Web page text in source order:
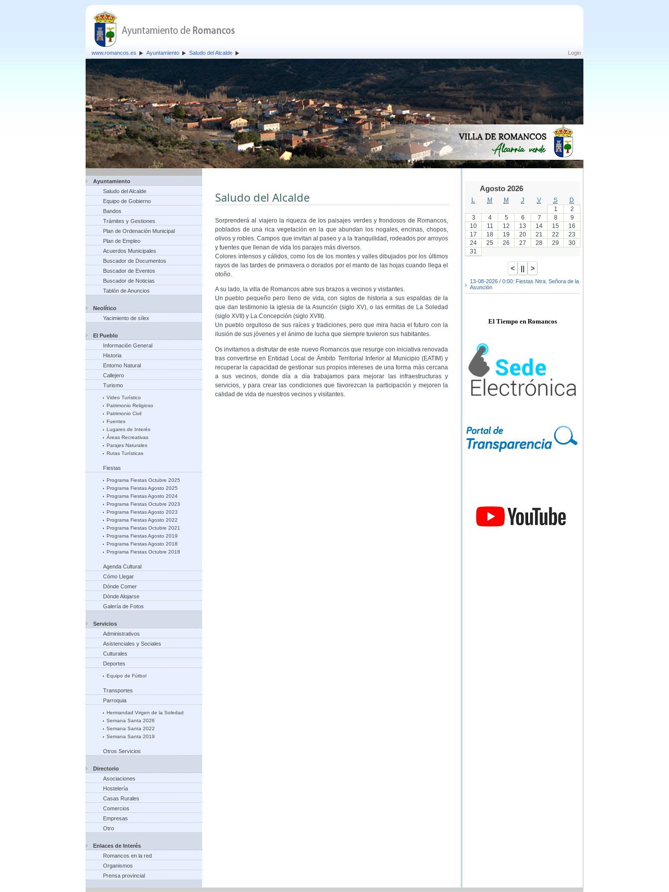
Login
www.romancos.es Ayuntamiento Saludo del Alcalde
Ayuntamiento
Saludo del Alcalde
Equipo de Gobierno
Bandos
Trámites y Gestiones
Plan de Ordenación Municipal
Plan de Empleo
Acuerdos Municipales
Buscador de Documentos
Buscador de Eventos
Buscador de Noticias
Tablón de Anuncios
Neolítico
Yacimiento de sílex
El Pueblo
Información General
Historia
Entorno Natural
Callejero
Turismo
Video Turístico
Patrimonio Religioso
Patrimonio Civil
Fuentes
Lugares de Interés
Áreas Recreativas
Parajes Naturales
Rutas Turísticas
Fiestas
Programa Fiestas Octubre 2025
Programa Fiestas Agosto 2025
Programa Fiestas Agosto 2024
Programa Fiestas Octubre 2023
Programa Fiestas Agosto 2023
Programa Fiestas Agosto 2022
Programa Fiestas Octubre 2021
Programa Fiestas Agosto 2019
Programa Fiestas Agosto 2018
Programa Fiestas Octubre 2018
Agenda Cultural
Cómo Llegar
Dónde Comer
Dónde Alojarse
Galería de Fotos
Servicios
Administrativos
Asistenciales y Sociales
Culturales
Deportes
Equipo de Fútbol
Transportes
Parroquia
Hermandad Virgen de la Soledad
Semana Santa 2026
Semana Santa 2022
Semana Santa 2019
Otros Servicios
Directorio
Asociaciones
Hostelería
Casas Rurales
Comercios
Empresas
Otro
Enlaces de Interés
Romancos en la red
Organismos
Prensa provincial
Saludo del Alcalde
Sorprenderá al viajero la riqueza de los paisajes verdes y frondosos de Romancos,
poblados de una rica vegetación en la que abundan los nogales, encinas, chopos,
olivos y robles. Campos que invitan al paseo y a la tranquilidad, rodeados por arroyos
y fuentes que llenan de vida los parajes más diversos.
Colores intensos y cálidos, como los de los montes y valles dibujados por los últimos
rayos de las tardes de primavera o dorados por el manto de las hojas cuando llega el
otoño.
A su lado, la villa de Romancos abre sus brazos a vecinos y visitantes.
Un pueblo pequeño pero lleno de vida, con siglos de historia a sus espaldas de la
que dan testimonio la iglesia de la Asunción (siglo XV), o las ermitas de La Soledad
(siglo XVII) y La Concepción (siglo XVIII).
Un pueblo orgulloso de sus raíces y tradiciones, pero que mira hacia el futuro con la
ilusión de sus jóvenes y el ánimo de lucha que siempre tuvieron sus habitantes.
Os invitamos a disfrutar de este nuevo Romancos que resurge con iniciativa renovada
tras convertirse en Entidad Local de Ámbito Territorial Inferior al Municipio (EATIM) y
recuperar la capacidad de gestionar sus propios intereses de una forma más cercana
a sus vecinos, donde día a día trabajamos para mejorar las infraestructuras y
servicios, y para crear las condiciones que favorezcan la participación y mejoren la
calidad de vida de nuestros vecinos y visitantes.
Agosto 2026
M M J V S
D
1
2
3
4 5 6 7 8
9
10
11 12 13 14 15
16
17
18 19 20 21 22
23
24
25 26 27 28 29
30
31
13-08-2026 / 0:00: Fiestas Ntra. Señora de la
Asunción
El Tiempo en Romancos